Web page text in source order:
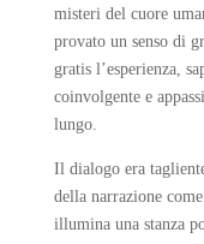
misteri del cuore
provato un senso di
gratis l’esperienza,
coinvolgente e
lungo.
Il dialogo era
della narrazione
illumina una stanza